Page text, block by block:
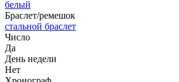
белый
Браслет/ремешок
стальной браслет
Число
Да
День недели
Нет